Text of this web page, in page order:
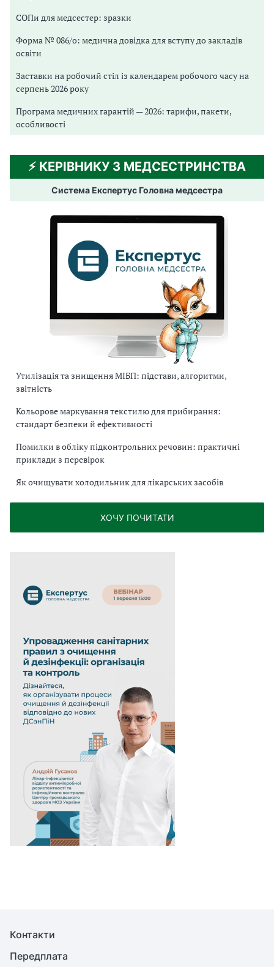
СОПи для медсестер: зразки
Форма № 086/о: медична довідка для вступу до закладів
освіти
Заставки на робочий стіл із календарем робочого часу на
серпень 2026 року
Програма медичних гарантій — 2026: тарифи, пакети,
особливості
⚡️ КЕРІВНИКУ З МЕДСЕСТРИНСТВА
Система Експертус Головна медсестра
Утилізація та знищення МІБП: підстави, алгоритми,
звітність
Кольорове маркування текстилю для прибирання:
стандарт безпеки й ефективності
Помилки в обліку підконтрольних речовин: практичні
приклади з перевірок
Як очищувати холодильник для лікарських засобів
ХОЧУ ПОЧИТАТИ
Контакти
Передплата